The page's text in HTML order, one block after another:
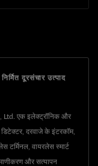
दूरसंचार उत्पाद
Ltd. एक इलेक्ट्रॉनिक और
दरवाजे के इंटरकॉम,
टर्मिनल, वायरलेस स्मार्ट
और सत्यापन